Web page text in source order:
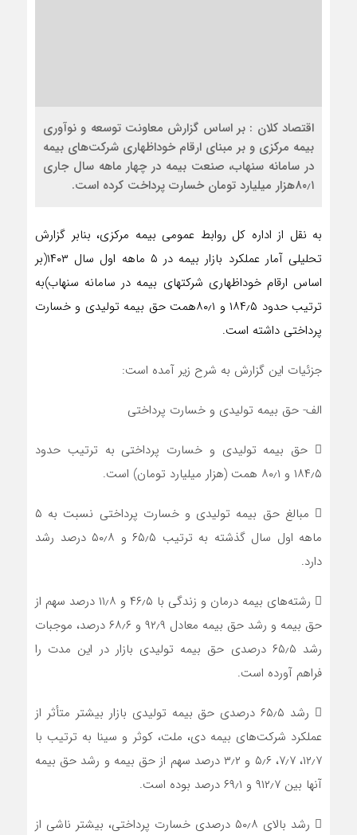
اقتصاد کلان : بر اساس گزارش معاونت توسعه و نوآوری
بیمه مرکزی و بر مبنای ارقام خوداظهاری شرکت‌های بیمه
در سامانه سنهاب، صنعت بیمه در چهار ماهه سال جاری
۸۰٫۱هزار میلیارد تومان خسارت پرداخت کرده است.
به نقل از اداره کل روابط عمومی بیمه مرکزی، بنابر گزارش
تحلیلی آمار عملکرد بازار بیمه در ۵ ماهه اول سال ۱۴۰۳(بر
اساس ارقام خوداظهاری شرکتهای بیمه در سامانه سنهاب)به
ترتیب حدود ۱۸۴٫۵ و ۸۰٫۱همت حق بیمه تولیدی و خسارت
پرداختی داشته است.
جزئیات این گزارش به شرح زیر آمده است:
الف- حق بیمه تولیدی و خسارت پرداختی
 حق بیمه تولیدی و خسارت پرداختی به ترتیب حدود
۱۸۴٫۵ و ۸۰٫۱ همت (هزار میلیارد تومان) است.
 مبالغ حق بیمه تولیدی و خسارت پرداختی نسبت به ۵
ماهه اول سال گذشته به ترتیب ۶۵٫۵ و ۵۰٫۸ درصد رشد
دارد.
 رشته‌‌های بیمه درمان و زندگی با ۴۶٫۵ و ۱۱٫۸ درصد سهم از
حق بیمه و رشد حق بیمه معادل ۹۲٫۹ و ۶۸٫۶ درصد، موجبات
رشد ۶۵٫۵ درصدی حق بیمه تولیدی بازار در این مدت را
فراهم آورده است.
 رشد ۶۵٫۵ درصدی حق بیمه تولیدی بازار بیشتر متأثر از
عملکرد شرکت‌های بیمه دی، ملت، کوثر و سینا به ترتیب با
۱۲٫۷، ۷٫۷، ۵٫۶ و ۳٫۲ درصد سهم از حق بیمه و رشد حق بیمه
آنها بین ۹۱۲٫۷ و ۶۹٫۱ درصد بوده است.
 رشد بالای ۵۰٫۸ درصدی خسارت پرداختی، بیشتر ناشی از